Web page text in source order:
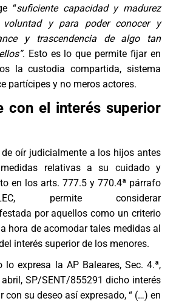
“suficiente capacidad y madurez
y para poder conocer y
y trascendencia de algo tan
. Esto es lo que permite fijar en
la custodia compartida, sistema
partícipes y no meros actores.
con el interés superior
de oír judicialmente a los hijos antes
relativas a su cuidado y
en los arts. 777.5 y 770.4ª párrafo
permite considerar
por aquellos como un criterio
hora de acomodar tales medidas al
interés superior de los menores.
lo expresa la AP Baleares, Sec. 4.ª,
SP/SENT/855291 dicho interés
con su deseo así expresado, “ (…) en